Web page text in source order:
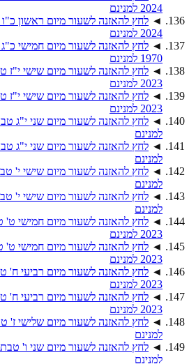
2024 למנינם
◄
2024 למנינם
◄
1970 למנינם
◄
2023 למנינם
◄
2023 למנינם
◄
למנינם
◄
למנינם
◄
למנינם
◄
למנינם
◄
2023 למנינם
◄
2023 למנינם
◄
2023 למנינם
◄
2023 למנינם
◄
למנינם
◄
למנינם